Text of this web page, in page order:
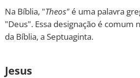
Na Bíblia, "Theos" é uma palavra
"Deus". Essa designação é comum
da Bíblia, a Septuaginta.
Jesus